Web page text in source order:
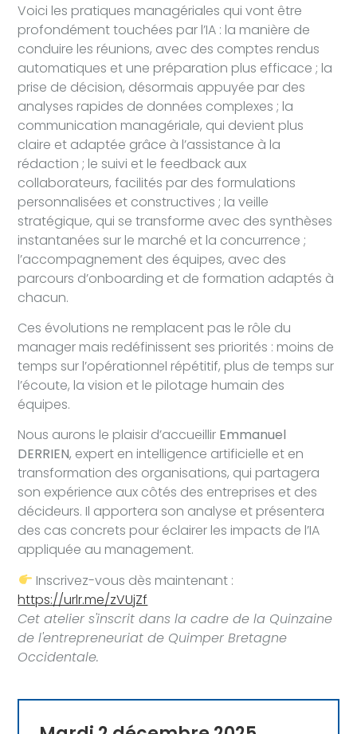
Voici les pratiques managériales qui vont être
profondément touchées par l’IA : la manière de
conduire les réunions, avec des comptes rendus
automatiques et une préparation plus efficace ; la
prise de décision, désormais appuyée par des
analyses rapides de données complexes ; la
communication managériale, qui devient plus
claire et adaptée grâce à l’assistance à la
rédaction ; le suivi et le feedback aux
collaborateurs, facilités par des formulations
personnalisées et constructives ; la veille
stratégique, qui se transforme avec des synthèses
instantanées sur le marché et la concurrence ;
l’accompagnement des équipes, avec des
parcours d’onboarding et de formation adaptés à
chacun.
Ces évolutions ne remplacent pas le rôle du
manager mais redéfinissent ses priorités : moins de
temps sur l’opérationnel répétitif, plus de temps sur
l’écoute, la vision et le pilotage humain des
équipes.
Nous aurons le plaisir d’accueillir Emmanuel
DERRIEN, expert en intelligence artificielle et en
transformation des organisations, qui partagera
son expérience aux côtés des entreprises et des
décideurs. Il apportera son analyse et présentera
des cas concrets pour éclairer les impacts de l’IA
appliquée au management.
Inscrivez-vous dès maintenant :
https://urlr.me/zVUjZf
Cet atelier s'inscrit dans la cadre de la Quinzaine
de l'entrepreneuriat de Quimper Bretagne
Occidentale.